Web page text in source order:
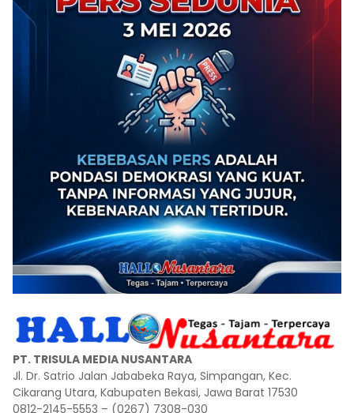
PT. TRISULA MEDIA NUSANTARA
Jl. Dr. Satrio Jalan Jababeka Raya, Simpangan, Kec.
Cikarang Utara, Kabupaten Bekasi, Jawa Barat 17530
0812-2145-5553 – (0267) 7308-030